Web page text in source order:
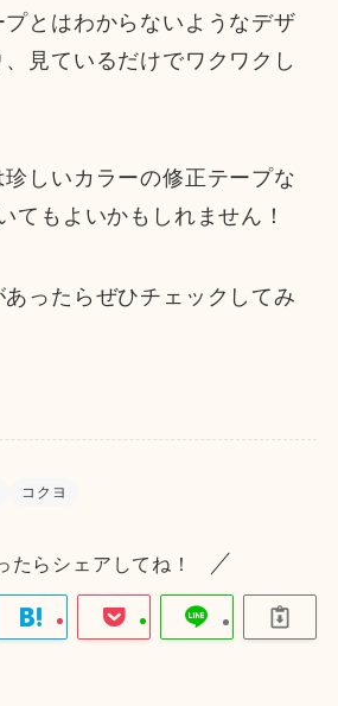
とはわからないようなデザ
見ているだけでワクワクし
しいカラーの修正テープな
てもよいかもしれません！
ったらぜひチェックしてみ
コクヨ
たらシェアしてね！